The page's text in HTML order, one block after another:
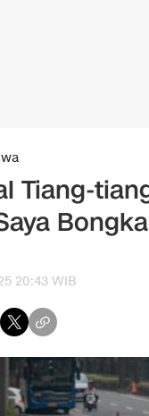
Tiang-
20:43 WIB